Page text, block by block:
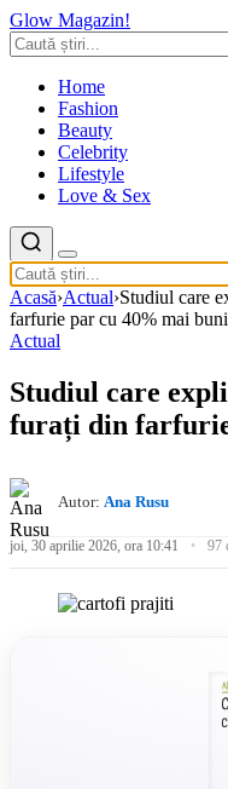
Glow Magazin!
Home
Fashion
Beauty
Celebrity
Lifestyle
Love & Sex
Acasă›Actual›Studiul care
farfurie par cu 40% mai buni
Actual
Studiul care
furați din
Autor: Ana Rusu
joi, 30 aprilie 2026, ora 10:41 97